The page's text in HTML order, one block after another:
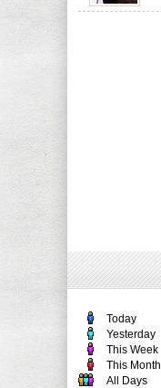
Today
Yesterday
This Week
This Month
All Days